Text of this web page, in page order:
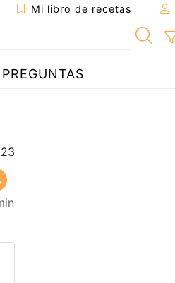
Mi libro de recetas
PREGUNTAS
a un amigo
página
al autor